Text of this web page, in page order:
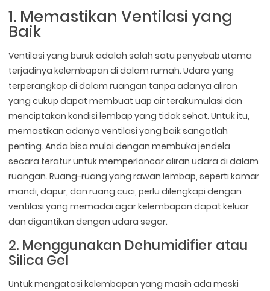
1. Memastikan Ventilasi yang
Baik
Ventilasi yang buruk adalah salah satu penyebab utama
terjadinya kelembapan di dalam rumah. Udara yang
terperangkap di dalam ruangan tanpa adanya aliran
yang cukup dapat membuat uap air terakumulasi dan
menciptakan kondisi lembap yang tidak sehat. Untuk itu,
memastikan adanya ventilasi yang baik sangatlah
penting. Anda bisa mulai dengan membuka jendela
secara teratur untuk memperlancar aliran udara di dalam
ruangan. Ruang-ruang yang rawan lembap, seperti kamar
mandi, dapur, dan ruang cuci, perlu dilengkapi dengan
ventilasi yang memadai agar kelembapan dapat keluar
dan digantikan dengan udara segar.
2. Menggunakan Dehumidifier atau
Silica Gel
Untuk mengatasi kelembapan yang masih ada meski